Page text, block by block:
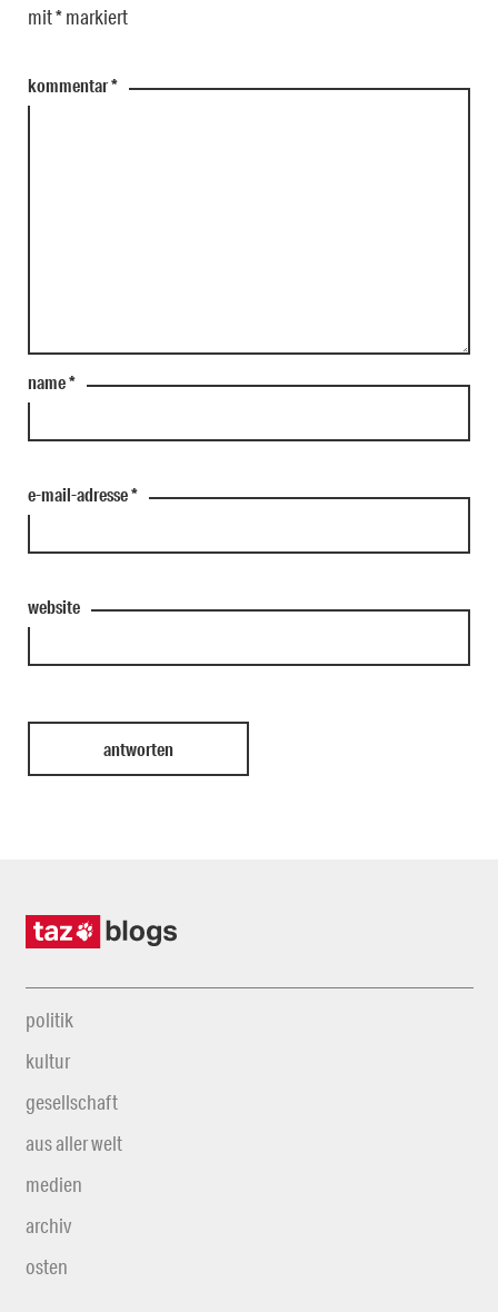
mit*markiert
kommentar*
name*
e-mail-adresse*
website
politik
kultur
gesellschaft
aus aller welt
medien
archiv
osten